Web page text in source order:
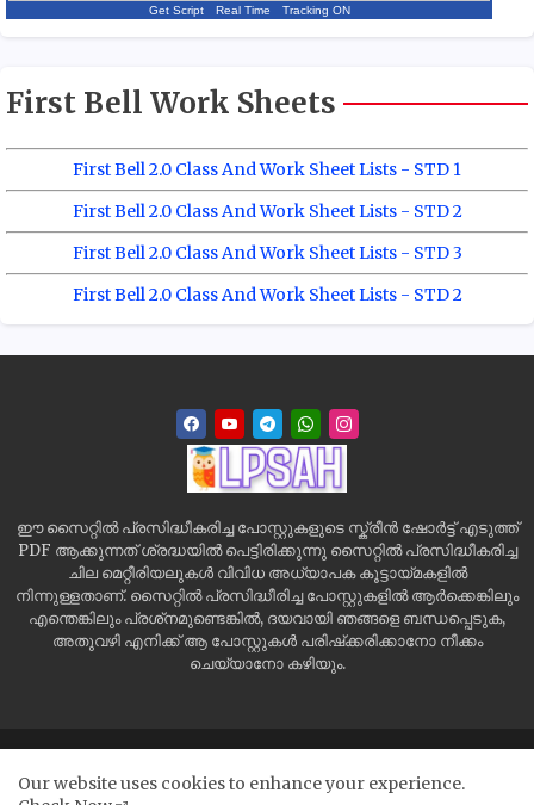
Get Script Real Time Tracking ON
First Bell Work Sheets
First Bell 2.0 Class And Work Sheet Lists - STD 1
First Bell 2.0 Class And Work Sheet Lists - STD 2
First Bell 2.0 Class And Work Sheet Lists - STD 3
First Bell 2.0 Class And Work Sheet Lists - STD 2
ഈ സൈറ്റിൽ പ്രസിദ്ധീകരിച്ച പോസ്റ്റുകളുടെ സ്ക്രീൻ ഷോർട്ട് എടുത്ത്
PDF ആക്കുന്നത് ശ്രദ്ധയിൽ പെട്ടിരിക്കുന്നു സൈറ്റിൽ പ്രസിദ്ധീകരിച്ച
ചില മെറ്റീരിയലുകൾ വിവിധ അധ്യാപക കൂട്ടായ്മകളിൽ
നിന്നുള്ളതാണ്. സൈറ്റിൽ പ്രസിദ്ധീരിച്ച പോസ്റ്റുകളിൽ ആർക്കെങ്കിലും
എന്തെങ്കിലും പ്രശ്‌നമുണ്ടെങ്കിൽ, ദയവായി ഞങ്ങളെ ബന്ധപ്പെടുക,
അതുവഴി എനിക്ക് ആ പോസ്റ്റുകൾ പരിഷ്‌ക്കരിക്കാനോ നീക്കം
ചെയ്യാനോ കഴിയും.
Disclaimer
Our website uses cookies to enhance your experience.